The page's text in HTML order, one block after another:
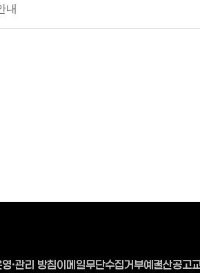
내
·관리 방침이메일무단수집거부예결산공고